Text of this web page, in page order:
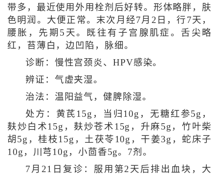
带多，最近使用外用栓剂后好转。形体略胖，肤
色明润。大便正常。末次月经7月2日，行7天，
腰胀，先期5天。既往有子宫腺肌症。舌尖略
红，苔薄白，边凹陷，脉细。
诊断：慢性宫颈炎、HPV感染。
辨证：气虚夹湿。
治法：温阳益气，健脾除湿。
处方：黄芪15g，当归10g，无糖红参5g，
麸炒白术15g，麸炒苍术15g，升麻5g，竹叶柴
胡5g，桂枝15g，土茯苓10g，干姜3g，蛇床子
10g，川芎10g，小茴香5g。7剂。
7月21日复诊：服用第2天后排出血块，大